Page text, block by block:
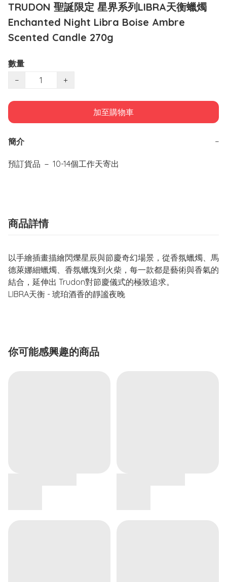
TRUDON 聖誕限定 星界系列LIBRA天衡蠟燭
Enchanted Night Libra Boise Ambre
Scented Candle 270g
數量
−
+
加至購物車
簡介 −
商品詳情
以手繪插畫描繪閃爍星辰與節慶奇幻場景，從香氛蠟燭、馬
德萊娜細蠟燭、香氛蠟塊到火柴，每一款都是藝術與香氣的
結合，延伸出 Trudon對節慶儀式的極致追求。
LIBRA天衡 - 琥珀酒香的靜謐夜晚
你可能感興趣的商品